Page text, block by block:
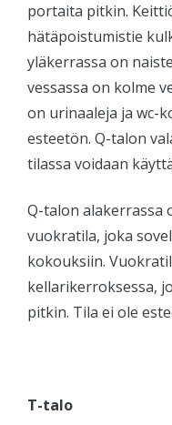
portaita pitkin.
hätäpoistumistie
yläkerrassa on
vessassa on kolme
on urinaaleja ja wc-
esteetön. Q-talon
tilassa voidaan
Q-talon alakerrassa
vuokratila, joka
kokouksiin.
kellarikerroksessa,
pitkin. Tila ei ole
T-talo